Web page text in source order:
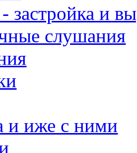
застройка и
слушания
и иже с ними